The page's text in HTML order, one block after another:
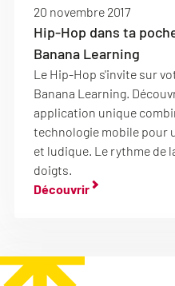
20 novembre 2017
Hip-Hop dans ta
Banana Learning
Le Hip-Hop s'invite sur
Banana Learning.
application unique
technologie mobile pour
et ludique. Le rythme de
doigts.
Découvrir